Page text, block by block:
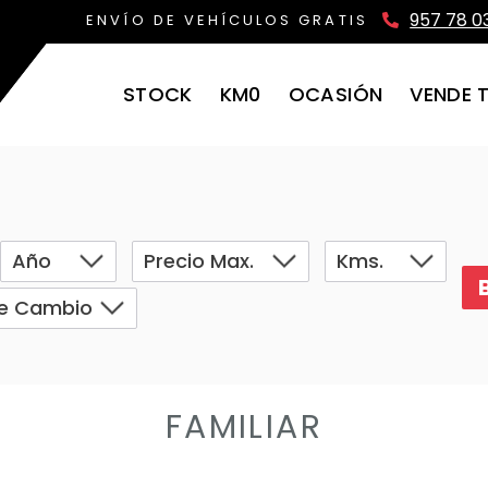
ENVÍO DE VEHÍCULOS GRATIS 957 78
STOCK KM0 OCASIÓN VENDE
FAMILIAR